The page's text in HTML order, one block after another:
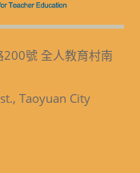
號 全人教育村南
Taoyuan City